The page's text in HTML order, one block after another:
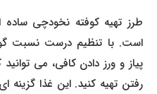
طرز تهیه کوفته نخودچی ساده
است. با تنظیم درست نسبت
پیاز و ورز دادن کافی، می توانید
رفتن تهیه کنید. این غذا گزینه